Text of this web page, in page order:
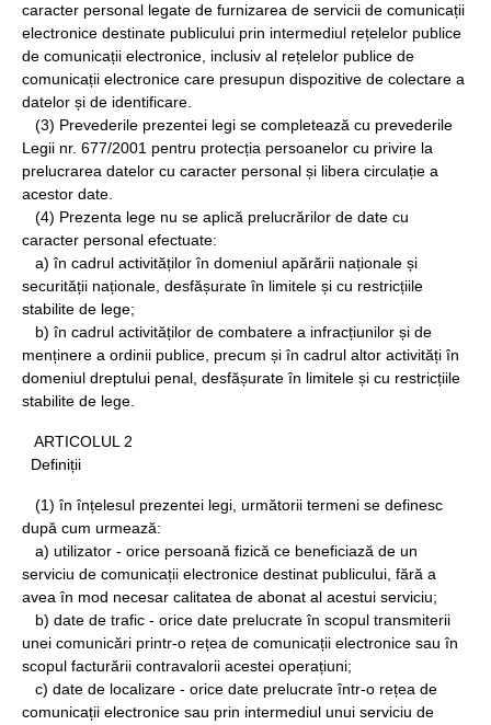
caracter personal legate de furnizarea de servicii de comunicații
electronice destinate publicului prin intermediul rețelelor publice
de comunicații electronice, inclusiv al rețelelor publice de
comunicații electronice care presupun dispozitive de colectare a
datelor și de identificare.
(3) Prevederile prezentei legi se completează cu prevederile
Legii nr. 677/2001 pentru protecția persoanelor cu privire la
prelucrarea datelor cu caracter personal și libera circulație a
acestor date.
(4) Prezenta lege nu se aplică prelucrărilor de date cu
caracter personal efectuate:
a) în cadrul activităților în domeniul apărării naționale și
securității naționale, desfășurate în limitele și cu restricțiile
stabilite de lege;
b) în cadrul activităților de combatere a infracțiunilor și de
menținere a ordinii publice, precum și în cadrul altor activități în
domeniul dreptului penal, desfășurate în limitele și cu restricțiile
stabilite de lege.
ARTICOLUL 2
Definiții
(1) în înțelesul prezentei legi, următorii termeni se definesc
după cum urmează:
a) utilizator - orice persoană fizică ce beneficiază de un
serviciu de comunicații electronice destinat publicului, fără a
avea în mod necesar calitatea de abonat al acestui serviciu;
b) date de trafic - orice date prelucrate în scopul transmiterii
unei comunicări printr-o rețea de comunicații electronice sau în
scopul facturării contravalorii acestei operațiuni;
c) date de localizare - orice date prelucrate într-o rețea de
comunicații electronice sau prin intermediul unui serviciu de